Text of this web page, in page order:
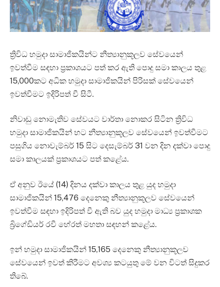
ත්‍රිවිධ හමුදා සාමාජිකයින්ට නීත්‍යානුකූලව සේවයෙන්
ඉවත්වීම සඳහා ප්‍රකාශයට පත් කර ඇති පොදු සමා කාලය තුළ
15,000කට අධික හමුදා සාමාජිකයින් පිරිසක් සේවයෙන්
ඉවත්වීමට ඉදිරිපත් වී සිටී.
නිවාඩු නොමැතිව සේවයට වාර්තා නොකර සිටින ත්‍රිවිධ
හමුදා සාමාජිකයින් හට නීත්‍යානුකූලව සේවයෙන් ඉවත්වීමට
පසුගිය නොවැම්බර් 15 සිට දෙසැම්බර් 31 වන දින දක්වා පොදු
සමා කාලයක් ප්‍රකාශයට පත් කළේය.
ඒ අනුව ඊයේ (14) දිනය දක්වා කාලය තුළ යුද හමුදා
සාමාජිකයින් 15,476 දෙනෙකු නීත්‍යානුකූලව සේවයෙන්
ඉවත්වීම සඳහා ඉදිරිපත් වී ඇති බව යුද හමුදා මාධ්‍ය ප්‍රකාශක
බ්‍රිගේඩියර් රවී හේරත් මහතා සඳහන් කළේය.
ඉන් හමුදා සාමාජිකයින් 15,165 දෙනෙකු නීත්‍යානුකූලව
සේවයෙන් ඉවත් කිරීමට අවශ්‍ය කටයුතු මේ වන විටත් සිදුකර
තිබේ.